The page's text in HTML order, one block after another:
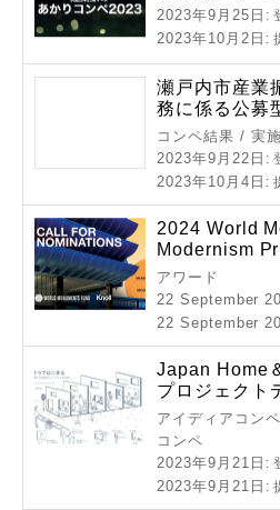
2023年9月25日 :
2023年10月2日 :
瀬戸内市産業
務に係る公募
コンペ結果 / 実
2023年9月22日 :
2023年10月4日 :
2024 World
Modernism
アワード
22 September
22 September
Japan Home
プロジェクト
アイディアコン
コンペ
2023年9月21日 :
2023年9月21日 :